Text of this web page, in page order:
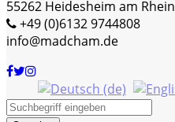
55262 Heidesheim am Rhein
+49 (0)6132 9744808
info@madcham.de